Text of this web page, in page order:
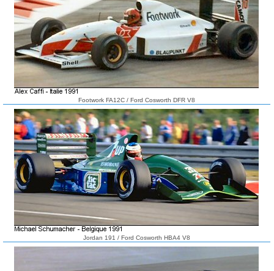
Footwork FA12C / Ford Cosworth DFR V8
Jordan 191 / Ford Cosworth HBA4 V8